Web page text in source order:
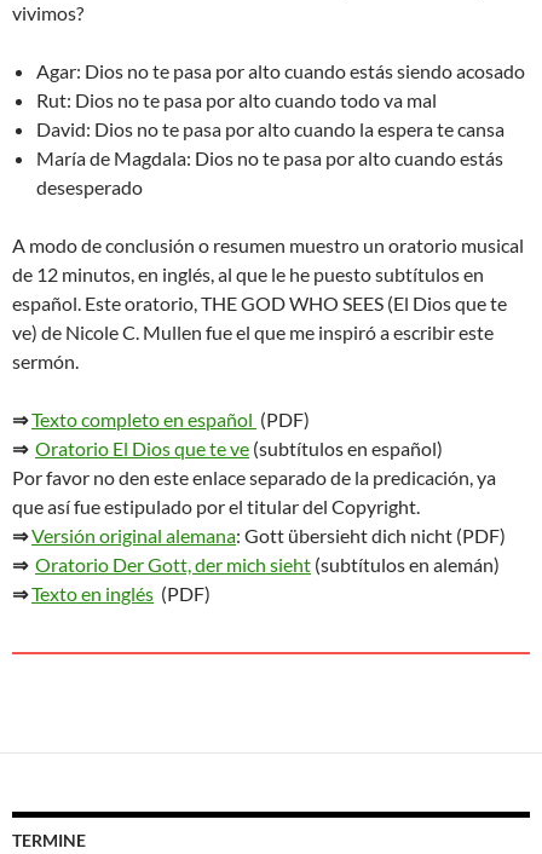
vivimos?
Agar: Dios no te pasa por alto cuando estás siendo acosado
Rut: Dios no te pasa por alto cuando todo va mal
David: Dios no te pasa por alto cuando la espera te cansa
María de Magdala: Dios no te pasa por alto cuando estás
desesperado
A modo de conclusión o resumen muestro un oratorio musical
de 12 minutos, en inglés, al que le he puesto subtítulos en
español. Este oratorio, THE GOD WHO SEES (El Dios que te
ve) de Nicole C. Mullen fue el que me inspiró a escribir este
sermón.
⇒Texto completo en español (PDF)
⇒ Oratorio El Dios que te ve (subtítulos en español)
Por favor no den este enlace separado de la predicación, ya
que así fue estipulado por el titular del Copyright.
⇒Versión original alemana: Gott übersieht dich nicht (PDF)
⇒ Oratorio Der Gott, der mich sieht (subtítulos en alemán)
⇒Texto en inglés (PDF)
TERMINE